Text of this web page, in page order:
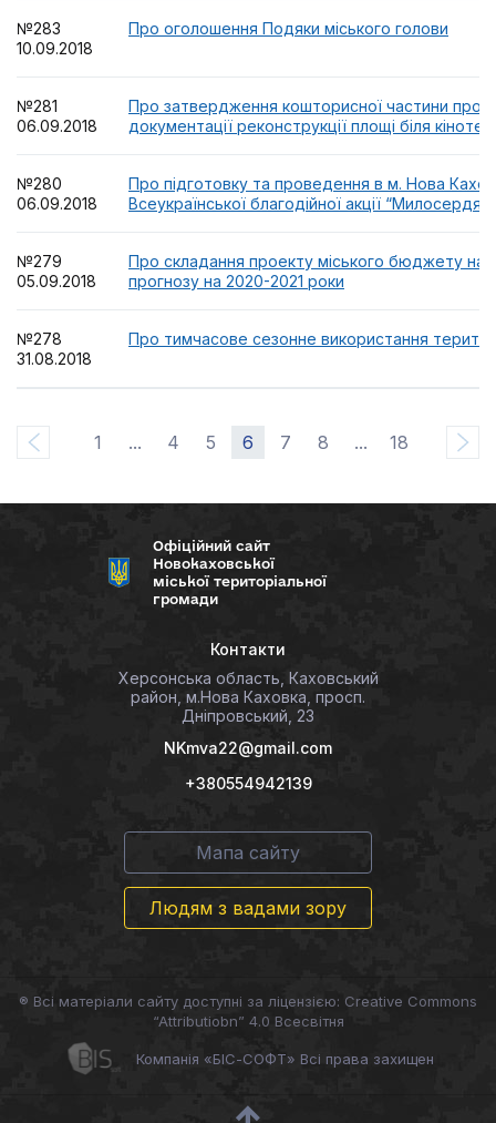
№283
10.09.2018
Про оголошення Подяки міського голови
№281
06.09.2018
Про затвердження кошторисної частини
документації реконструкції площі біля
№280
06.09.2018
Про підготовку та проведення в м. Нова
Всеукраїнської благодійної акції “Милосердя”
№279
05.09.2018
Про складання проекту міського бюджету на
прогнозу на 2020-2021 роки
№278
31.08.2018
Про тимчасове сезонне використання
1 ... 4 5 6 7 8 ... 18
Офіційний сайт
Новокаховської
міської територіальної
громади
Контакти
Херсонська область, Каховський
район, м.Нова Каховка, просп.
Дніпровський, 23
NKmva22@gmail.com
+380554942139
Мапа сайту
Людям з вадами зору
® Всі матеріали сайту доступні за ліцензією: Creative Commons
“Attributiobn” 4.0 Всесвітня
Компанія «БІС-СОФТ» Всі права захищен